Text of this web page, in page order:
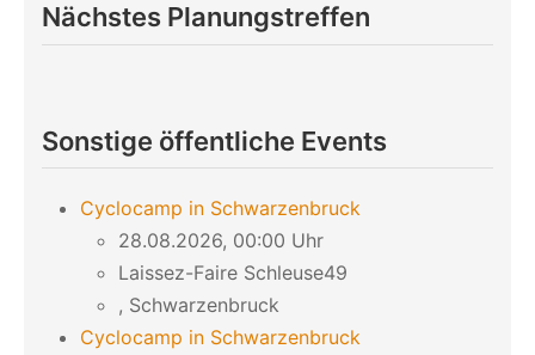
Nächstes Planungstreffen
Sonstige öffentliche Events
Cyclocamp in Schwarzenbruck
28.08.2026, 00:00 Uhr
Laissez-Faire Schleuse49
, Schwarzenbruck
Cyclocamp in Schwarzenbruck